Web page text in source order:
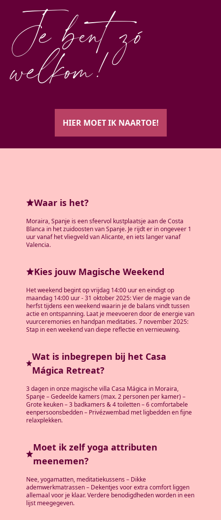
Je bent zó
welkom!
HIER MOET IK NAARTOE!
Waar is het?
Moraira, Spanje is een sfeervol kustplaatsje aan de Costa
Blanca in het zuidoosten van Spanje. Je rijdt er in ongeveer 1
uur vanaf het vliegveld van Alicante, en iets langer vanaf
Valencia.
Kies jouw Magische Weekend
Het weekend begint op vrijdag 14:00 uur en eindigt op
maandag 14:00 uur - 31 oktober 2025: Vier de magie van de
herfst tijdens een weekend waarin je de balans vindt tussen
actie en ontspanning. Laat je meevoeren door de energie van
vuurceremonies en handpan meditaties. 7 november 2025:
Stap in een weekend van diepe reflectie en vernieuwing.
Wat is inbegrepen bij het Casa
Mágica Retreat?
3 dagen in onze magische villa Casa Mágica in Moraira,
Spanje – Gedeelde kamers (max. 2 personen per kamer) –
Grote keuken – 3 badkamers & 4 toiletten – 6 comfortabele
eenpersoonsbedden – Privézwembad met ligbedden en fijne
relaxplekken.
Moet ik zelf yoga attributen
meenemen?
Nee, yogamatten, meditatiekussens – Dikke
ademwerkmatrassen – Dekentjes voor extra comfort liggen
allemaal voor je klaar. Verdere benodigdheden worden in een
lijst meegegeven.